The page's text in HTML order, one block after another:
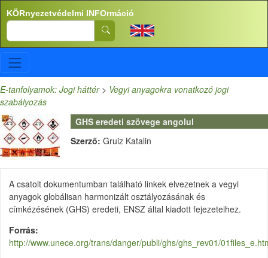
Ugrás a tartalomra
KÖRnyezetvédelmi INFOrmáció
Search
E-tanfolyamok: Jogi háttér> Vegyi anyagokra vonatkozó jogi
szabályozás
GHS eredeti szövege angolul
Szerző: Gruiz Katalin
A csatolt dokumentumban található linkek elvezetnek a vegyi
anyagok globálisan harmonizált osztályozásának és
címkézésének (GHS) eredeti, ENSZ által kiadott fejezeteihez.
Forrás
http://www.unece.org/trans/danger/publi/ghs/ghs_rev01/